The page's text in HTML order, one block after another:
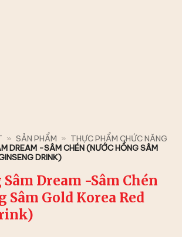
» SẢN PHẨM » THỰC PHẨM CHỨC NĂNG
DREAM -SÂM CHÉN (NƯỚC HỒNG SÂM
DRINK)
Dream -Sâm Chén
Sâm Gold Korea Red